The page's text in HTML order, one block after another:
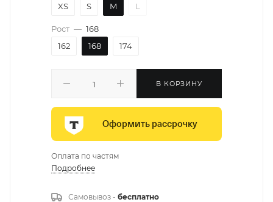
XS
S M L
Рост — 168
162
168 174
В КОРЗИНУ
Оформить рассрочку
Оплата по частям
Подробнее
Самовывоз - бесплатно